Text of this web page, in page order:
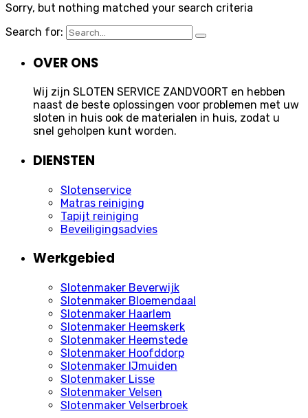
Sorry, but nothing matched your search criteria
Search for:
OVER ONS
Wij zijn SLOTEN SERVICE ZANDVOORT en hebben
naast de beste oplossingen voor problemen met uw
sloten in huis ook de materialen in huis, zodat u
snel geholpen kunt worden.
DIENSTEN
Slotenservice
Matras reiniging
Tapijt reiniging
Beveiligingsadvies
Werkgebied
Slotenmaker Beverwijk
Slotenmaker Bloemendaal
Slotenmaker Haarlem
Slotenmaker Heemskerk
Slotenmaker Heemstede
Slotenmaker Hoofddorp
Slotenmaker IJmuiden
Slotenmaker Lisse
Slotenmaker Velsen
Slotenmaker Velserbroek